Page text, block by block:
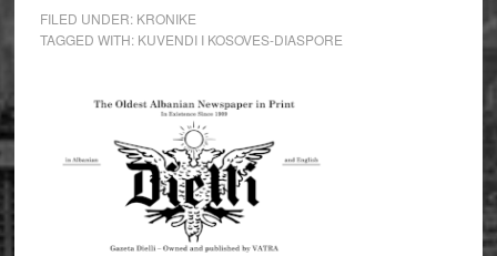
FILED UNDER: KRONIKE
TAGGED WITH: KUVENDI I KOSOVES-DIASPORE